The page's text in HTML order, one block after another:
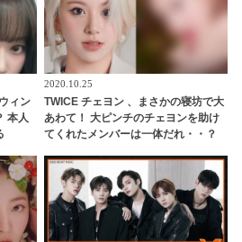
ィン
本人
2020.10.25
TWICE チェヨン 、まさかの寝坊で大
あわて！ 大ピンチのチェヨンを助け
てくれたメンバーは一体だれ・・？